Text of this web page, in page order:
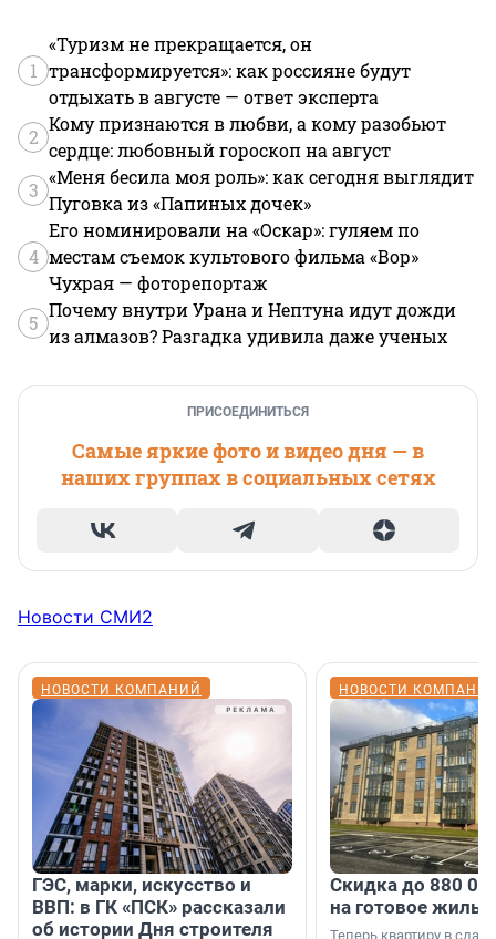
1
«Туризм не прекращается, он
трансформируется»: как россияне будут
отдыхать в августе — ответ эксперта
2
Кому признаются в любви, а кому разобьют
сердце: любовный гороскоп на август
3
«Меня бесила моя роль»: как сегодня выглядит
Пуговка из «Папиных дочек»
4
Его номинировали на «Оскар»: гуляем по
местам съемок культового фильма «Вор»
Чухрая — фоторепортаж
5
Почему внутри Урана и Нептуна идут дожди
из алмазов? Разгадка удивила даже ученых
ПРИСОЕДИНИТЬСЯ
Самые яркие фото и видео дня — в
наших группах в социальных сетях
Новости СМИ2
НОВОСТИ КОМПАНИЙ
ГЭС, марки, искусство и
ВВП: в ГК «ПСК» рассказали
об истории Дня строителя
НОВОСТИ
Скидка до 880
на готовое
Теперь квартиру в